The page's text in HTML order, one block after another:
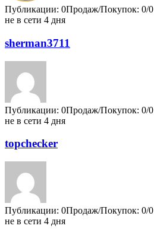
Публикации: 0Продаж/Покупок: 0/0
не в сети 4 дня
sherman3711
Публикации: 0Продаж/Покупок: 0/0
не в сети 4 дня
topchecker
Публикации: 0Продаж/Покупок: 0/0
не в сети 4 дня